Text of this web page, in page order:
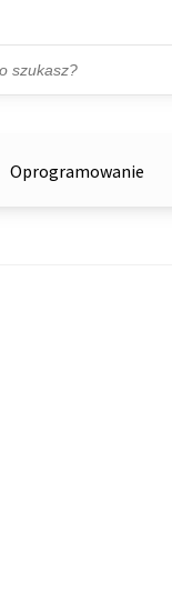
Oprogramowanie